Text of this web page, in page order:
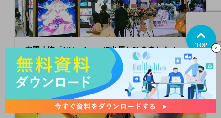
中国上海「ChinaJoy」に出展してきました！
社内取り組み
最終更新日：2026/03/10
TOP